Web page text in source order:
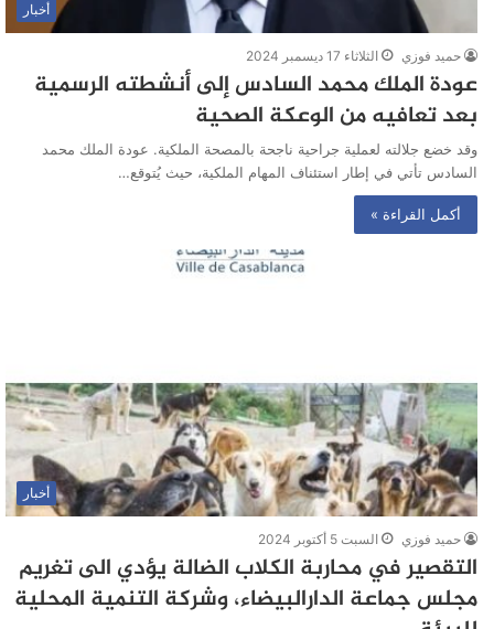
أخبار
حميد فوزي الثلاثاء 17 ديسمبر 2024
عودة الملك محمد السادس إلى أنشطته الرسمية
بعد تعافيه من الوعكة الصحية
وقد خضع جلالته لعملية جراحية ناجحة بالمصحة الملكية. عودة الملك محمد
السادس تأتي في إطار استئناف المهام الملكية، حيث يُتوقع…
أكمل القراءة »
أخبار
حميد فوزي السبت 5 أكتوبر 2024
التقصير في محاربة الكلاب الضالة يؤدي الى تغريم
مجلس جماعة الدارالبيضاء، وشركة التنمية المحلية